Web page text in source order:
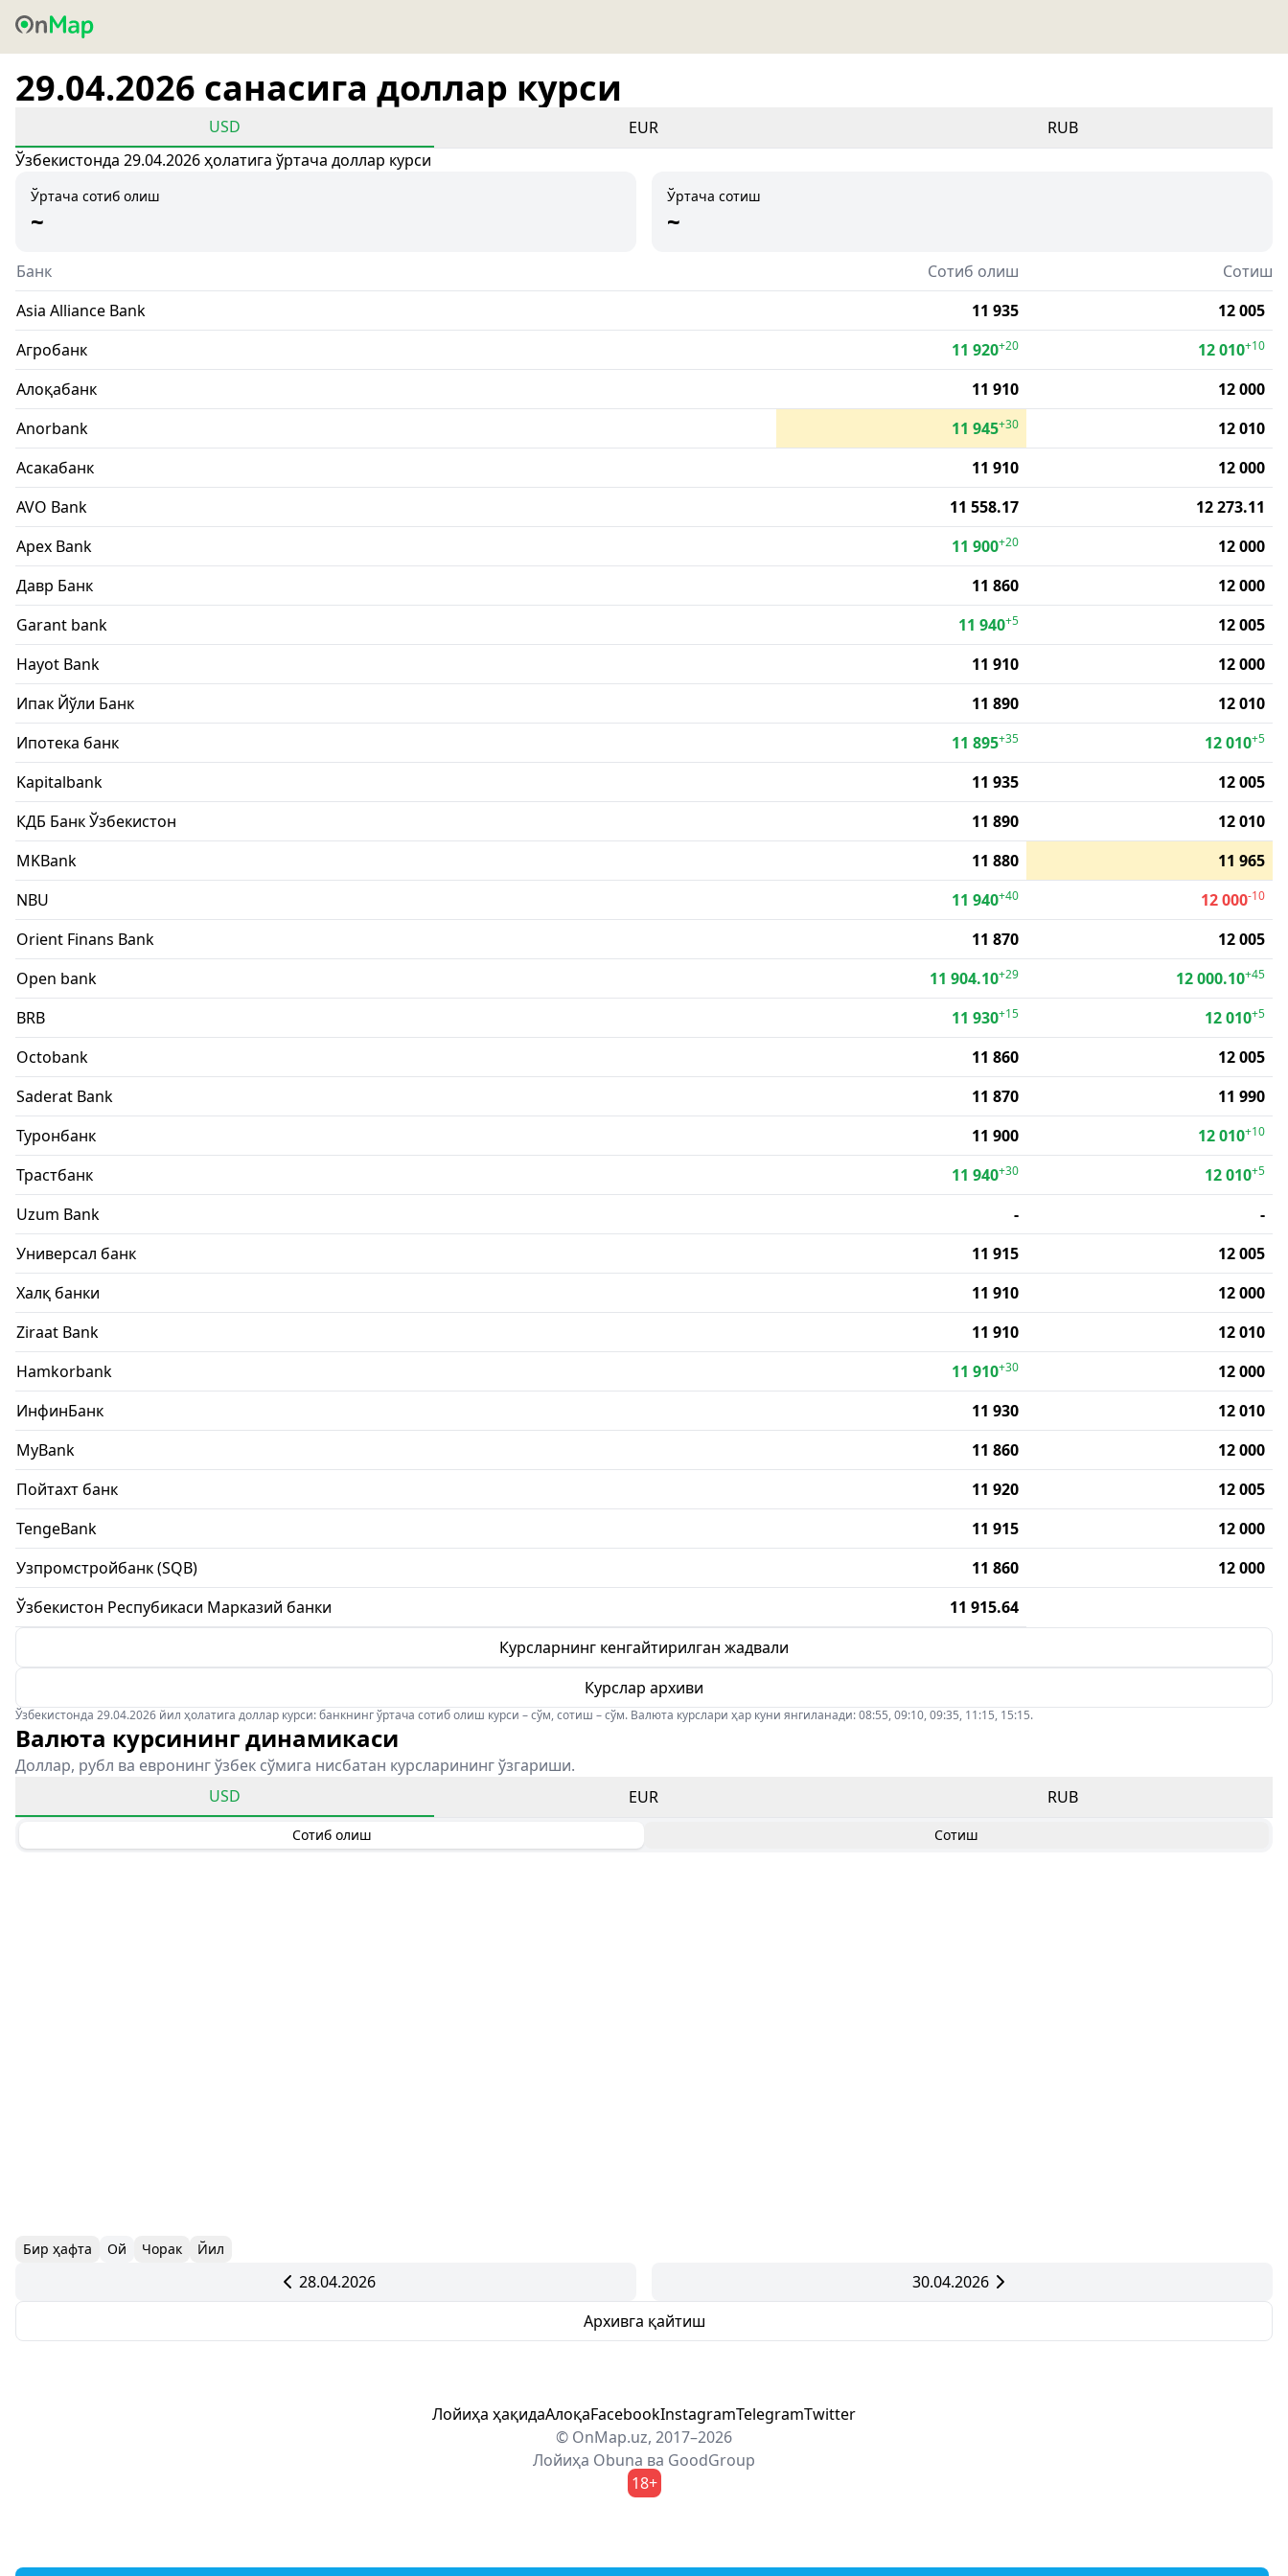
29.04.2026 санасига доллар курси
USD EUR
RUB
Ўзбекистонда 29.04.2026 ҳолатига ўртача доллар курси
Ўртача сотиб олиш
~
Ўртача сотиш
~
Банк Сотиб олиш
Сотиш
Asia Alliance Bank
11 935
12 005
Агробанк
11 920+20 12 010+10
Алоқабанк 11 910
12 000
Anorbank
11 945+30
12 010
Асакабанк
11 910
12 000
AVO Bank
11 558.17
12 273.11
Apex Bank
11 900+20
12 000
Давр Банк
11 860
12 000
Garant bank
11 940+5
12 005
Hayot Bank
11 910
12 000
Ипак Йўли Банк
11 890
12 010
Ипотека банк
11 895+35 12 010+5
Kapitalbank 11 935
12 005
КДБ Банк Ўзбекистон
11 890
12 010
MKBank
11 880
11 965
NBU
11 940+40 12 000-10
Orient Finans Bank 11 870
12 005
Open bank
11 904.10+29 12 000.10+45
BRB 11 930+15 12 010+5
Octobank 11 860
12 005
Saderat Bank
11 870
11 990
Туронбанк
11 900 12 010+10
Трастбанк 11 940+30 12 010+5
Uzum Bank -
-
Универсал банк
11 915
12 005
Халқ банки
11 910
12 000
Ziraat Bank
11 910
12 010
Hamkorbank
11 910+30
12 000
ИнфинБанк
11 930
12 010
MyBank
11 860
12 000
Пойтахт банк
11 920
12 005
TengeBank
11 915
12 000
Узпромстройбанк (SQB)
11 860
12 000
Ўзбекистон Респубикаси Марказий банки
11 915.64
Курсларнинг кенгайтирилган жадвали
Курслар архиви
Ўзбекистонда 29.04.2026 йил ҳолатига доллар курси: банкнинг ўртача сотиб олиш курси – сўм, сотиш – сўм. Валюта курслари ҳар куни янгиланади: 08:55, 09:10, 09:35, 11:15, 15:15.
Валюта курсининг динамикаси
Доллар, рубл ва евронинг ўзбек сўмига нисбатан курсларининг ўзгариши.
USD
EUR RUB
Сотиб олиш Сотиш
Бир ҳафта Ой Чорак Йил
28.04.2026
30.04.2026
Архивга қайтиш
Лойиҳа ҳақидаАлоқаFacebookInstagramTelegramTwitter
© OnMap.uz, 2017–2026
Лойиҳа Obuna ва GoodGroup
18+